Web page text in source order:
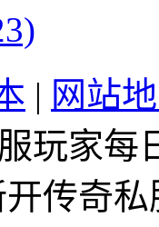
| 网站
玩家每
传奇